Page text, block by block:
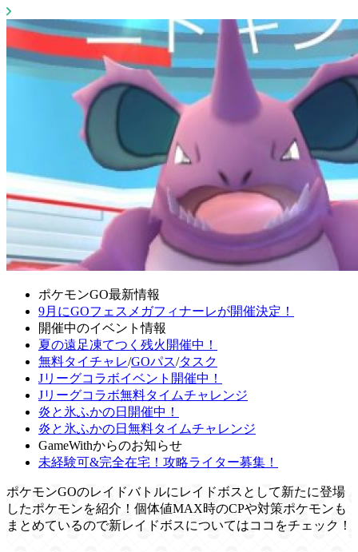
ポケモンGO最新情報
9月にGOフェスメガフィナーレが開催決定！
開催中のイベント情報
夏の遠足凍てつく残火開催中！
無料タイチャレ/GOパス/タスク
Jリーグコラボイベント開催中！
Jリーグコラボ無料タイムチャレンジ
炎と氷ふかの日開催中！
炎と氷ふかの日無料タイムチャレンジ
GameWithからのお知らせ
未経験可&完全在宅！攻略ライター募集！
ポケモンGOのレイドバトルにレイドボスとして新たに登場
したポケモンを紹介！個体値MAX時のCPや対策ポケモンも
まとめているので新レイドボスについてはココをチェック！